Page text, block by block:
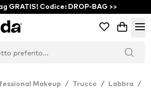
GRATIS! Codice: DROP-BAG >>
Makeup / Trucco / Labbra
/